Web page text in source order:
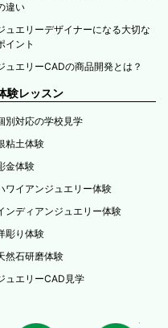
違い
ュエリーデザイナーになる大切な
イント
ュエリーCADの商品開発とは？
験レッスン
別対応の学校見学
粘土体験
金体験
ワイアンジュエリー体験
ンディアンジュエリー体験
彫り体験
然石研磨体験
ュエリーCAD見学